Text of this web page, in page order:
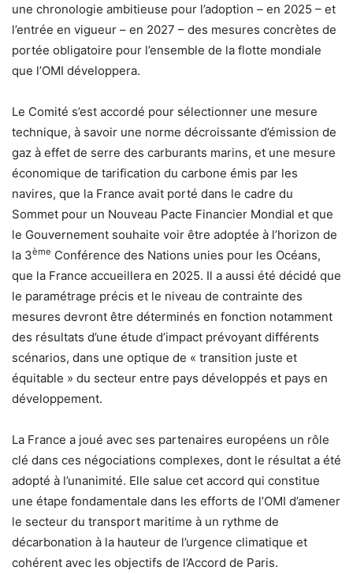
une chronologie ambitieuse pour l’adoption – en 2025 – et
l’entrée en vigueur – en 2027 – des mesures concrètes de
portée obligatoire pour l’ensemble de la flotte mondiale
que l’OMI développera.
Le Comité s’est accordé pour sélectionner une mesure
technique, à savoir une norme décroissante d’émission de
gaz à effet de serre des carburants marins, et une mesure
économique de tarification du carbone émis par les
navires, que la France avait porté dans le cadre du
Sommet pour un Nouveau Pacte Financier Mondial et que
le Gouvernement souhaite voir être adoptée à l’horizon de
la 3ème Conférence des Nations unies pour les Océans,
que la France accueillera en 2025. Il a aussi été décidé que
le paramétrage précis et le niveau de contrainte des
mesures devront être déterminés en fonction notamment
des résultats d’une étude d’impact prévoyant différents
scénarios, dans une optique de « transition juste et
équitable » du secteur entre pays développés et pays en
développement.
La France a joué avec ses partenaires européens un rôle
clé dans ces négociations complexes, dont le résultat a été
adopté à l’unanimité. Elle salue cet accord qui constitue
une étape fondamentale dans les efforts de l’OMI d’amener
le secteur du transport maritime à un rythme de
décarbonation à la hauteur de l’urgence climatique et
cohérent avec les objectifs de l’Accord de Paris.